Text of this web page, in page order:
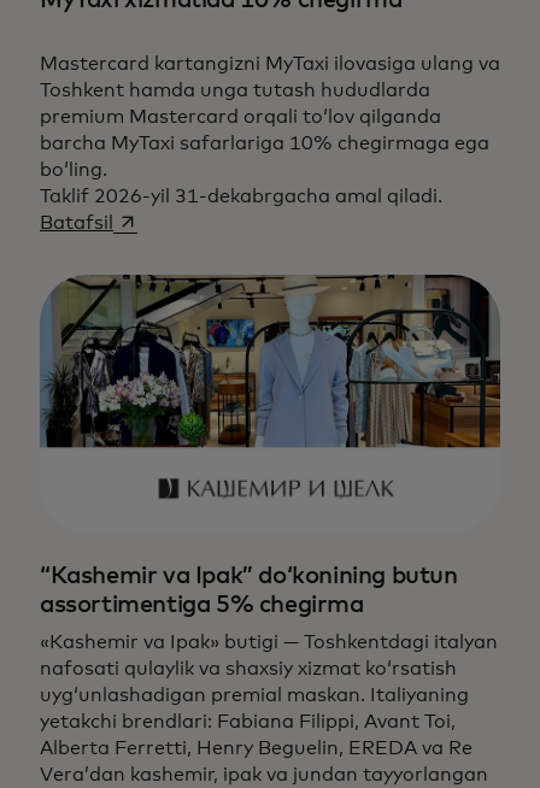
Mastercard kartangizni MyTaxi ilovasiga ulang va
Toshkent hamda unga tutash hududlarda
premium Mastercard orqali to‘lov qilganda
barcha MyTaxi safarlariga 10% chegirmaga ega
bo‘ling.
Taklif 2026-yil 31-dekabrgacha amal qiladi.
Batafsil
opens in a new tab
“Kashemir va Ipak” do‘konining butun
assortimentiga 5% chegirma
«Kashemir va Ipak» butigi — Toshkentdagi italyan
nafosati qulaylik va shaxsiy xizmat ko‘rsatish
uyg‘unlashadigan premial maskan. Italiyaning
yetakchi brendlari: Fabiana Filippi, Avant Toi,
Alberta Ferretti, Henry Beguelin, EREDA va Re
Vera’dan kashemir, ipak va jundan tayyorlangan